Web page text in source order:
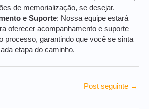
de memorialização, se desejar.
e Suporte: Nossa equipe estará
oferecer acompanhamento e suporte
processo, garantindo que você se sinta
etapa do caminho.
Post seguinte →